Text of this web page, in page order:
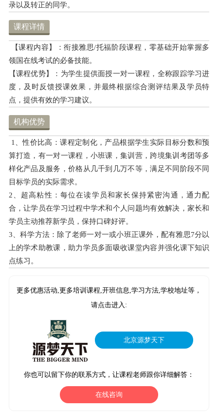
录以及转正的同学。
课程详情
【课程内容】：衔接雅思/托福阶段课程，零基础开始掌握多
领国在线考试的必备技能。
【课程优势】：为学生提供面授一对一课程，全称跟踪学习进
度，及时反馈授课效果，并最终根据综合测评结果及学员特
点，提供有效的学习建议。
机构优势
1、性价比高：课程定制化，产品根据学生实际目标分数和预
算打造，有一对一课程，小班课，集训营，跨境集训考团等多
样化产品及服务，价格从几千到几万不等，满足不同阶段不同
目标学员的实际需求。
2、超高粘性：每位在读学员和家长保持紧密沟通，通力配
合，让学员在学习过程中学术和个人问题均有效解决，家长和
学员主动推荐新学员，保持口碑好评。
3、科学方法：除了老师一对一或小班正课外，配有雅思7分以
上的学术助教课，助力学员多面吸收课堂内容并强化课下知识
点练习。
更多优惠活动,更多培训课程,开班信息,学习方法,学校地址等，
请点击进入:
北京源梦天下
你也可以留下你的联系方式，让课程老师跟你详细解答：
在线咨询